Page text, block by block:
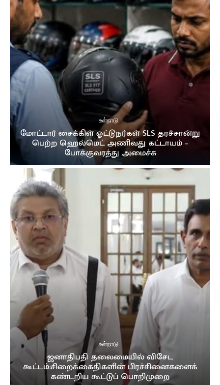
உள்நாடு
மோட்டார் சைக்கிள் ஓட்டுநர்கள் SLS தரச்சான்று
பெற்ற ஹெல்மெட் அணிவது கட்டாயம் –
போக்குவரத்து அமைச்சு
உள்நாடு
ஜனாதிபதி தலைமையில் விசேட
கூட்டம்:சிறைக்கைதிகளின் பிரச்சினைகளைக்
கண்டறிய கூட்டுப் பொறிமுறை